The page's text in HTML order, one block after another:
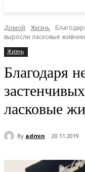
Домой Жизнь
выросли ласковые
Жизнь
Благодаря
ласковые
By admin 20.11.2019